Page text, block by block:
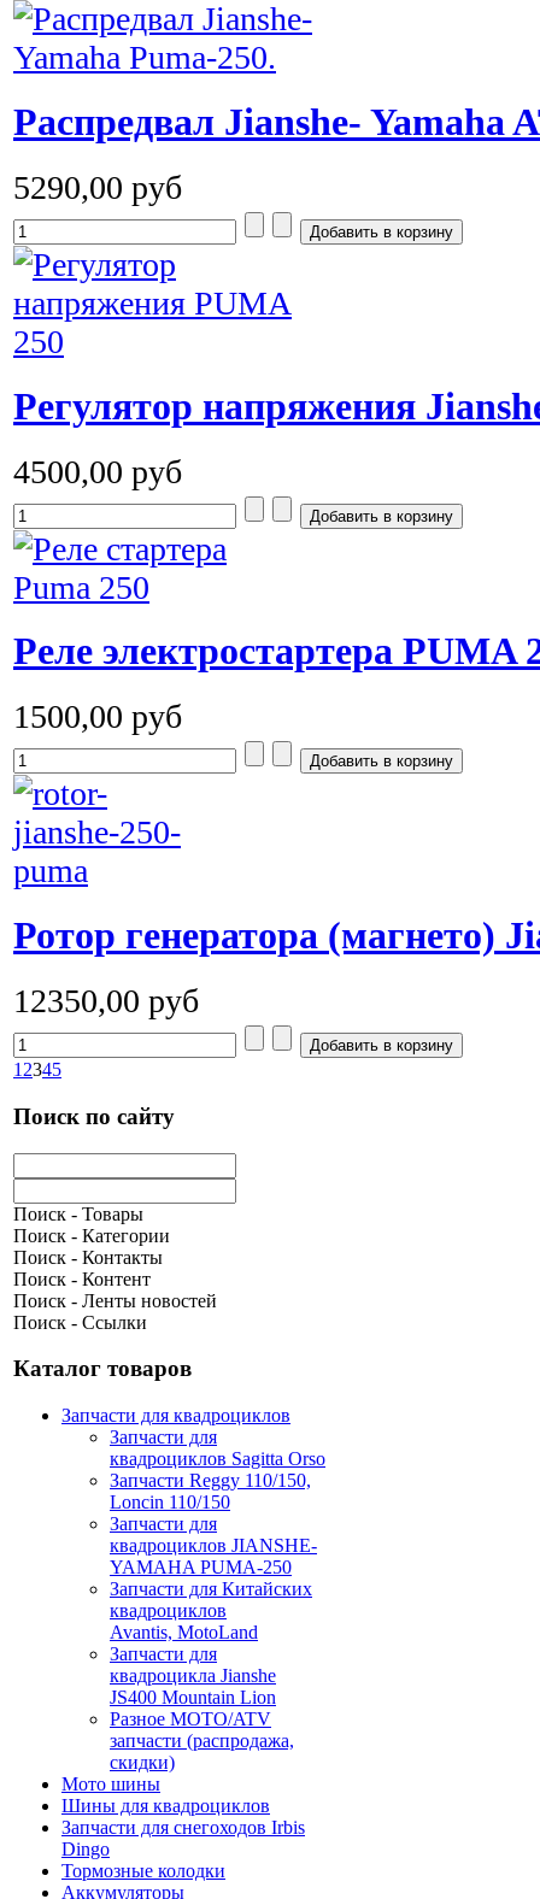
Распредвал Jianshe- Yamaha
5290,00 руб
Регулятор напряжения
4500,00 руб
Реле электростартера PUMA
1500,00 руб
Ротор генератора (магнето)
12350,00 руб
1 2345
Поиск по сайту
Поиск - Товары
Поиск - Категории
Поиск - Контакты
Поиск - Контент
Поиск - Ленты новостей
Поиск - Ссылки
Каталог товаров
Запчасти для квадроциклов
Запчасти для
квадроциклов Sagitta Orso
Запчасти Reggy 110/150,
Loncin 110/150
Запчасти для
квадроциклов JIANSHE-
YAMAHA PUMA-250
Запчасти для Китайских
квадроциклов
Avantis, MotoLand
Запчасти для
квадроцикла Jianshe
JS400 Mountain Lion
Разное МОТО/ATV
запчасти (распродажа,
скидки)
Мото шины
Шины для квадроциклов
Запчасти для снегоходов Irbis
Dingo
Тормозные колодки
Аккумуляторы